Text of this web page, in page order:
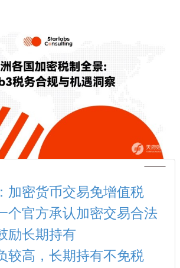
加密货币交易免增值税
个官方承认加密交易合法
励长期持有
较高，长期持有不免税